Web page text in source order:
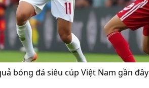
bóng đá siêu cúp Việt Nam gần đây